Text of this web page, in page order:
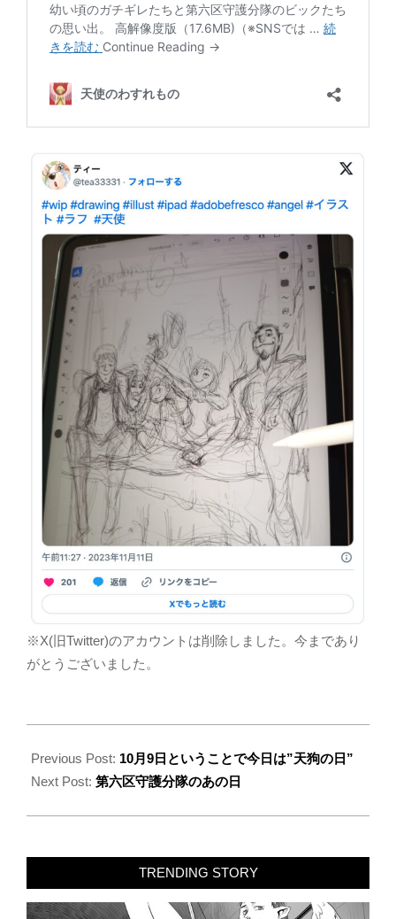
12-
07
Previous Post: 10月9日ということで今日は”天狗の日”
Next Post: 第六区守護分隊のあの日
TRENDING STORY